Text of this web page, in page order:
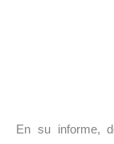
En su informe,